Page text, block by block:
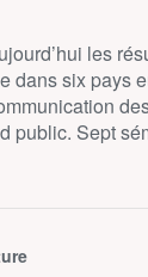
les
dans six pays
public. Sept